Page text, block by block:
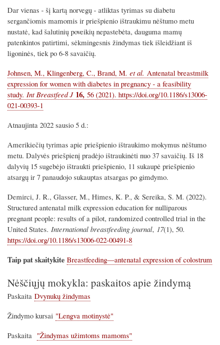
Dar vienas - šį kartą norvegų - atliktas tyrimas su diabetu
sergančiomis mamomis ir priešpienio ištraukimu nėštumo metu
nustatė, kad šalutinių poveikių nepastebėta, dauguma mamų
patenkintos patirtimi, sėkmingesnis žindymas tiek išleidžiant iš
ligoninės, tiek po 6-8 savaičių.
Johnsen, M., Klingenberg, C., Brand, M. et al. Antenatal breastmilk
expression for women with diabetes in pregnancy - a feasibility
study. Int Breastfeed J 16, 56 (2021). https://doi.org/10.1186/s13006-
021-00393-1
Atnaujinta 2022 sausio 5 d.:
Amerikiečių tyrimas apie priešpienio ištraukimo mokymus nėštumo
metu. Dalyvės priešpienį pradėjo ištraukinėti nuo 37 savaičių. Iš 18
dalyvių 15 sugebėjo ištraukti priešpienio, 11 sukaupė priešpienio
atsargų ir 7 panaudojo sukauptas atsargas po gimdymo.
Demirci, J. R., Glasser, M., Himes, K. P., & Sereika, S. M. (2022).
Structured antenatal milk expression education for nulliparous
pregnant people: results of a pilot, randomized controlled trial in the
United States. International breastfeeding journal, 17(1), 50.
https://doi.org/10.1186/s13006-022-00491-8
Taip pat skaitykite Breastfeeding—antenatal expression of colostrum
Nėščiųjų mokykla: paskaitos apie žindymą
Paskaita Dvynukų žindymas
Žindymo kursai "Lengva motinystė"
Paskaita "Žindymas užimtoms mamoms"